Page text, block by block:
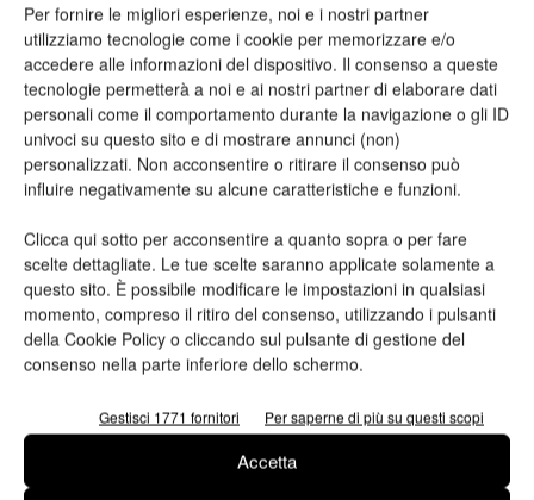
Per fornire le migliori esperienze, noi e i nostri partner
utilizziamo tecnologie come i cookie per memorizzare e/o
accedere alle informazioni del dispositivo. Il consenso a queste
tecnologie permetterà a noi e ai nostri partner di elaborare dati
personali come il comportamento durante la navigazione o gli ID
univoci su questo sito e di mostrare annunci (non)
personalizzati. Non acconsentire o ritirare il consenso può
influire negativamente su alcune caratteristiche e funzioni.
Clicca qui sotto per acconsentire a quanto sopra o per fare
scelte dettagliate. Le tue scelte saranno applicate solamente a
questo sito. È possibile modificare le impostazioni in qualsiasi
momento, compreso il ritiro del consenso, utilizzando i pulsanti
della Cookie Policy o cliccando sul pulsante di gestione del
consenso nella parte inferiore dello schermo.
Gestisci 1771 fornitori Per saperne di più su questi scopi
Accetta
Installazioni
Q&B Grafiche punta sulla tecnologia
Durst di Omega 1 Plus
Qualità, versatilità, sicurezza del sistema sono le caratterstiche
fondamentali su cui si è basata la scelta.
Valeria Teruzzi 24/12/2013